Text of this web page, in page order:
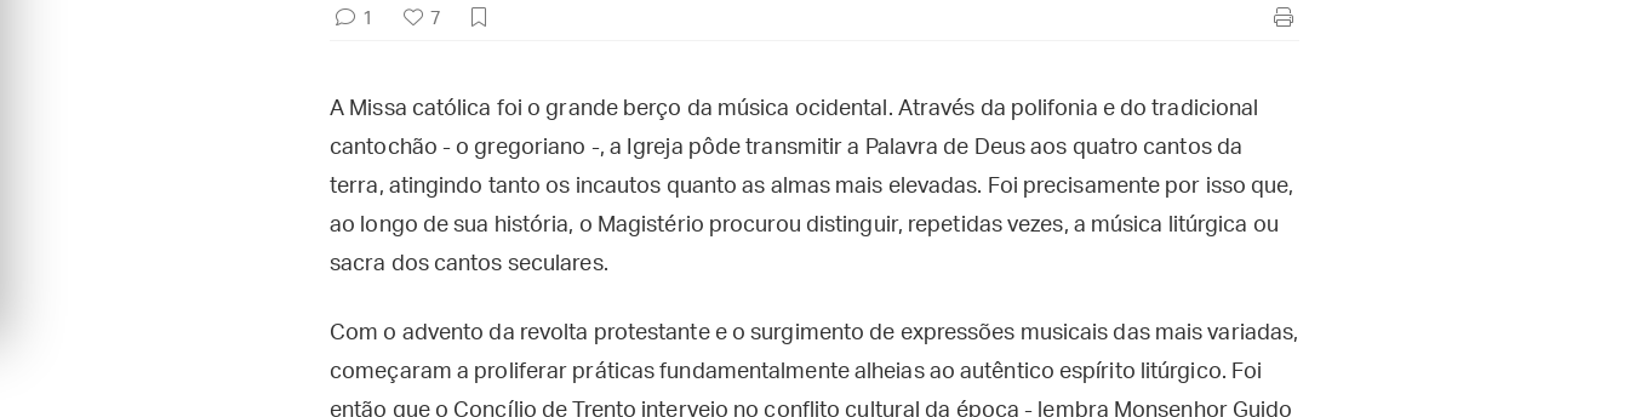
1 7
A Missa católica foi o grande berço da música ocidental. Através da polifonia e do tradicional
cantochão - o gregoriano -, a Igreja pôde transmitir a Palavra de Deus aos quatro cantos da
terra, atingindo tanto os incautos quanto as almas mais elevadas. Foi precisamente por isso que,
ao longo de sua história, o Magistério procurou distinguir, repetidas vezes, a música litúrgica ou
sacra dos cantos seculares.
Com o advento da revolta protestante e o surgimento de expressões musicais das mais variadas,
começaram a proliferar práticas fundamentalmente alheias ao autêntico espírito litúrgico. Foi
então que o Concílio de Trento interveio no conflito cultural da época - lembra Monsenhor Guido